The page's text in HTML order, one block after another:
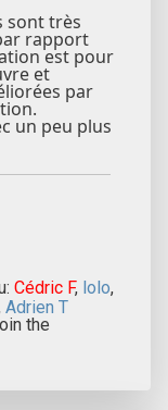
sont très
rapport
est pour
et
par
un peu plus
Cédric F, lolo,
Adrien T
the